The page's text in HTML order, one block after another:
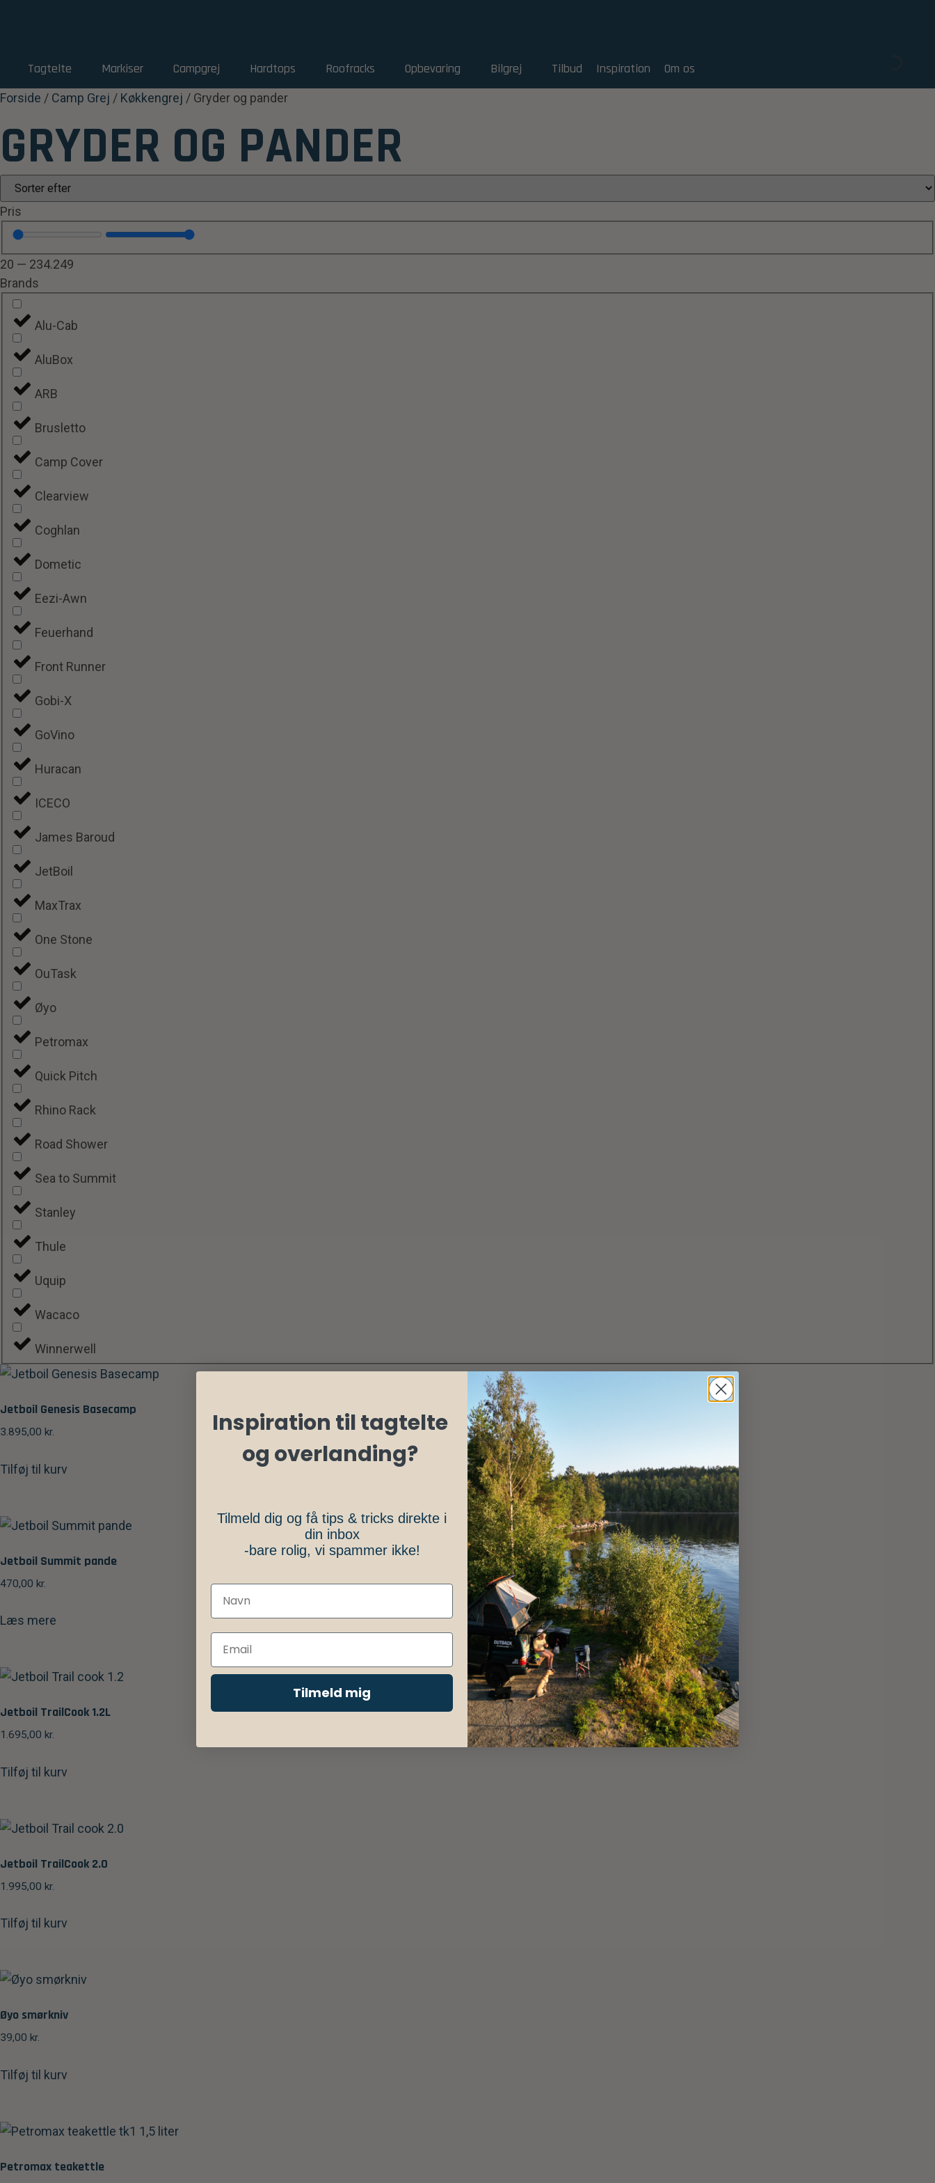
Tagtelte Markiser Campgrej Hardtops Roofracks Opbevaring Bilgrej Tilbud Inspiration Om os
Forside / Camp Grej / Køkkengrej / Gryder og pander
GRYDER OG PANDER
Pris
20 — 234.249
Brands
Alu-Cab
AluBox
ARB
Brusletto
Camp Cover
Clearview
Coghlan
Dometic
Eezi-Awn
Feuerhand
Front Runner
Gobi-X
GoVino
Huracan
ICECO
James Baroud
JetBoil
MaxTrax
One Stone
OuTask
Øyo
Petromax
Quick Pitch
Rhino Rack
Road Shower
Sea to Summit
Stanley
Thule
Uquip
Wacaco
Winnerwell
Jetboil Genesis Basecamp
3.895,00 kr.
Tilføj til kurv
Jetboil Summit pande
470,00 kr.
Læs mere
Jetboil TrailCook 1.2L
1.695,00 kr.
Tilføj til kurv
Jetboil TrailCook 2.0
1.995,00 kr.
Tilføj til kurv
Øyo smørkniv
39,00 kr.
Tilføj til kurv
Petromax teakettle
Inspiration til tagtelte
og overlanding?
Tilmeld dig og få tips & tricks direkte i
din inbox
-bare rolig, vi spammer ikke!
Tilmeld mig